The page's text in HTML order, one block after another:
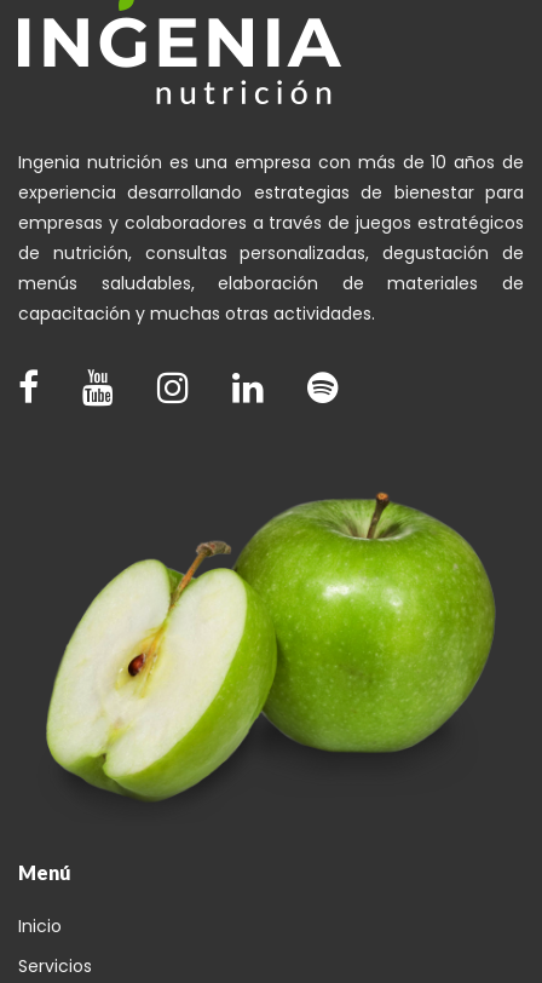
Ingenia nutrición es una empresa con más de 10 años de
experiencia desarrollando estrategias de bienestar para
empresas y colaboradores a través de juegos estratégicos
de nutrición, consultas personalizadas, degustación de
menús saludables, elaboración de materiales de
capacitación y muchas otras actividades.
Menú
Inicio
Servicios